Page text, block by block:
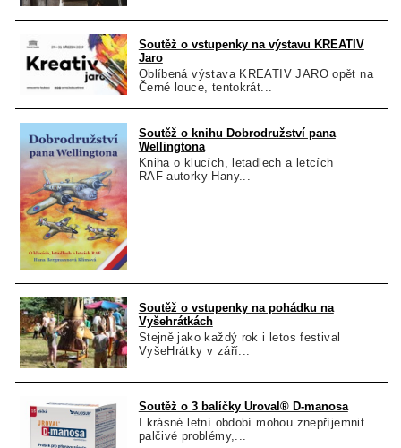
Soutěž o vstupenky na výstavu KREATIV
Jaro
Oblíbená výstava KREATIV JARO opět na
Černé louce, tentokrát...
Soutěž o knihu Dobrodružství pana
Wellingtona
Kniha o klucích, letadlech a letcích
RAF autorky Hany...
Soutěž o vstupenky na pohádku na
Vyšehrátkách
Stejně jako každý rok i letos festival
VyšeHrátky v září...
Soutěž o 3 balíčky Uroval® D-manosa
I krásné letní období mohou znepříjemnit
palčivé problémy,...